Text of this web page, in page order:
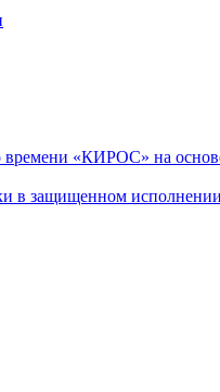
времени «КИРОС» на
в защищенном исполнении